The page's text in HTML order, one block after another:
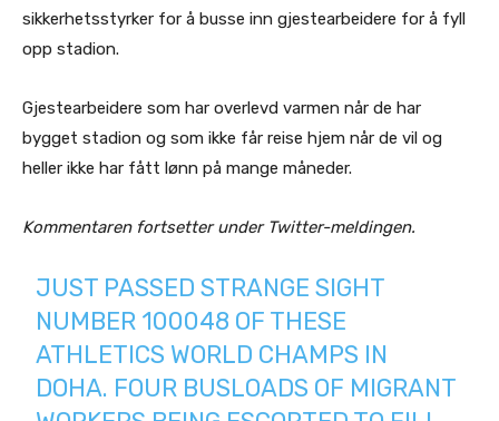
sikkerhetsstyrker for å busse inn gjestearbeidere for å fyll
opp stadion.
Gjestearbeidere som har overlevd varmen når de har
bygget stadion og som ikke får reise hjem når de vil og
heller ikke har fått lønn på mange måneder.
Kommentaren fortsetter under Twitter-meldingen.
JUST PASSED STRANGE SIGHT
NUMBER 100048 OF THESE
ATHLETICS WORLD CHAMPS IN
DOHA. FOUR BUSLOADS OF MIGRANT